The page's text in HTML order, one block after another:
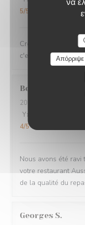
5/5
Crevettes
c'est super !
Bernadette
2026-08-05
- 12:00 -
Υπηρεσία
4/5
Nous avons été
votre restaurant
de la qualité du
Georges S